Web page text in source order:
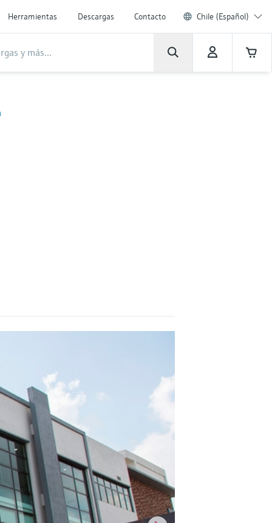
Herramientas Descargas Contacto Chile (Español)